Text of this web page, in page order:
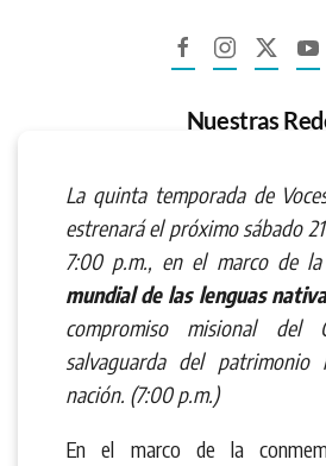
Nuestras
La quinta temporada de
estrenará el próximo sábado
7:00 p.m., en el marco de la
mundial de las lenguas
compromiso misional
salvaguarda del
nación. (7:00 p.m.)
En el marco de la